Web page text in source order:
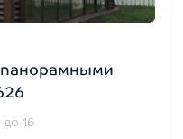
панорамными
до 16